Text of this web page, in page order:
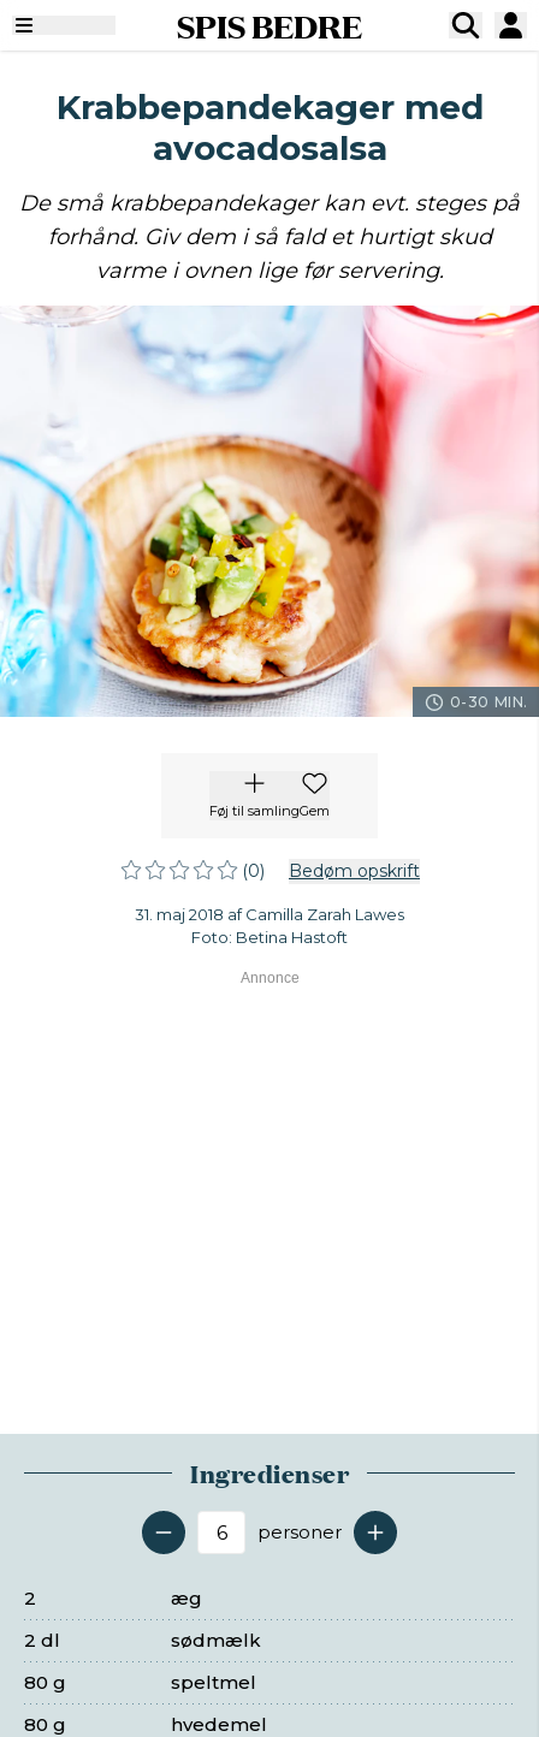
SPIS BEDRE
Krabbepandekager med
avocadosalsa
De små krabbepandekager kan evt. steges på
forhånd. Giv dem i så fald et hurtigt skud
varme i ovnen lige før servering.
0-30 MIN.
Føj til samlingGem
(0) Bedøm opskrift
31. maj 2018 af Camilla Zarah Lawes
Foto: Betina Hastoft
Ingredienser
Antal serveringer
personer
æg
2
sødmælk
2 dl
speltmel
80 g
hvedemel
80 g